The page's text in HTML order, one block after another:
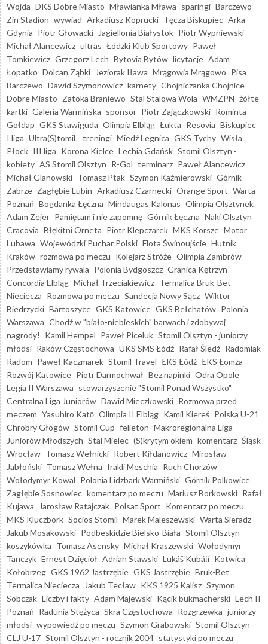
Wojda DKS Dobre Miasto Mławianka Mława sparingi Barczewo
Zin Stadion wywiad Arkadiusz Koprucki Tęcza Biskupiec Arka
Gdynia Piotr Głowacki Jagiellonia Białystok Piotr Wypniewski
Michał Alancewicz ultras Łódzki Klub Sportowy Paweł
Tomkiewicz Grzegorz Lech Bytovia Bytów licytacje Adam
Łopatko Dolcan Ząbki Jeziorak Iława Mrągowia Mrągowo Pisa
Barczewo Dawid Szymonowicz karnety Chojniczanka Chojnice
Dobre Miasto Zatoka Braniewo Stal Stalowa Wola WMZPN żółte
kartki Galeria Warmińska sponsor Piotr Zajączkowski Rominta
Gołdap GKS Stawiguda Olimpia Elbląg Łukta Resovia Biskupiec
I liga Ultra(S)tomiL treningi Miedź Legnica GKS Tychy Wisła
Płock III liga Korona Kielce Lechia Gdańsk Stomil Olsztyn -
kobiety AS Stomil Olsztyn R-Gol terminarz Paweł Alancewicz
Michał Glanowski Tomasz Ptak Szymon Kaźmierowski Górnik
Zabrze Zagłębie Lubin Arkadiusz Czarnecki Orange Sport Warta
Poznań Bogdanka Łęczna Mindaugas Kalonas Olimpia Olsztynek
Adam Zejer Pamiętam i nie zapomnę Górnik Łęczna Naki Olsztyn
Cracovia Błękitni Orneta Piotr Klepczarek MKS Korsze Motor
Lubawa Wojewódzki Puchar Polski Flota Świnoujście Hutnik
Kraków rozmowa po meczu Kolejarz Stróże Olimpia Zambrów
Przedstawiamy rywala Polonia Bydgoszcz Granica Kętrzyn
Concordia Elbląg Michał Trzeciakiewicz Termalica Bruk-Bet
Nieciecza Rozmowa po meczu Sandecja Nowy Sącz Wiktor
Biedrzycki Bartoszyce GKS Katowice GKS Bełchatów Polonia
Warszawa Chodź w "biało-niebieskich" barwach i zdobywaj
nagrody!
Kamil Hempel Paweł Piceluk Stomil Olsztyn - juniorzy
młodsi Raków Częstochowa UKS SMS Łódź Rafał Śledź Radomiak
Radom Paweł Kaczmarek Stomil Travel ŁKS Łódź ŁKS Łomża
Rozwój Katowice Piotr Darmochwał Bez napinki Odra Opole
Legia II Warszawa stowarzyszenie "Stomil Ponad Wszystko"
Centralna Liga Juniorów Dawid Mieczkowski Rozmowa przed
meczem Yasuhiro Katō Olimpia II Elbląg Kamil Kiereś Polska U-21
Chrobry Głogów Stomil Cup felieton Makroregionalna Liga
Juniorów Młodszych Stal Mielec (S)krytym okiem komentarz Śląsk
Wrocław Tomasz Wełnicki Robert Kiłdanowicz Mirosław
Jabłoński Tomasz Wełna Irakli Meschia Ruch Chorzów
Wołodymyr Kowal Polonia Lidzbark Warmiński Górnik Polkowice
Zagłębie Sosnowiec komentarz po meczu Mariusz Borkowski Rafał
Kujawa
Jarosław Ratajczak Polsat Sport Komentarz po meczu
MKS Kluczbork Socios Stomil Marek Maleszewski Warta Sieradz
Jakub Mosakowski Podbeskidzie Bielsko-Biała Stomil Olsztyn -
koszykówka Tomasz Asensky Michał Kraszewski Wołodymyr
Tanczyk Ernest Dzięcioł Adrian Stawski Lukáš Kubáň Kotwica
Kołobrzeg GKS 1962 Jastrzębie GKS Jastrzębie Bruk-Bet
Termalica Nieciecza
Jakub Tecław KKS 1925 Kalisz Szymon
Sobczak Liczby i fakty Adam Majewski Kącik bukmacherski Lech II
Poznań Radunia Stężyca Skra Częstochowa Rozgrzewka juniorzy
młodsi wypowiedź po meczu Szymon Grabowski Stomil Olsztyn -
CLJ U-17 Stomil Olsztyn - rocznik 2004 statystyki po meczu